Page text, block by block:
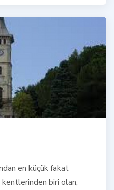
en küçük fakat
biri olan,